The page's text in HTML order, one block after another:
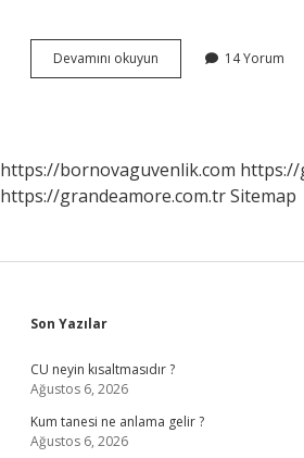
Devamını okuyun Cüzdana
Tuz
14 Yorum
https://bornovaguvenlik.com https://
https://grandeamore.com.trSitemap
Sidebar
Son Yazılar
CU neyin kısaltmasıdır ?
Ağustos 6, 2026
Kum tanesi ne anlama gelir ?
Ağustos 6, 2026